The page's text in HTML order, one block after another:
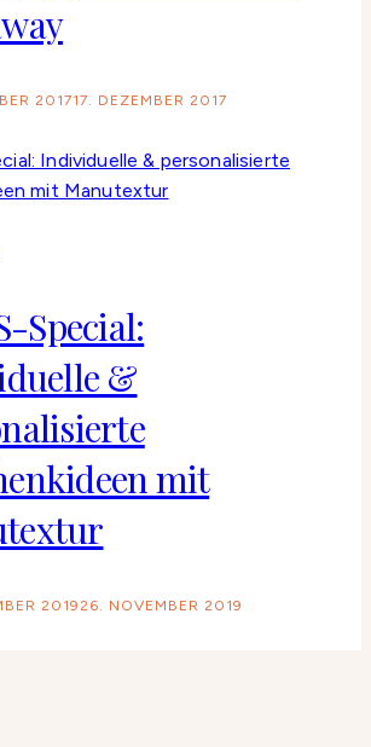
201717. DEZEMBER 2017
Special:
&
mit
2019 26. NOVEMBER 2019